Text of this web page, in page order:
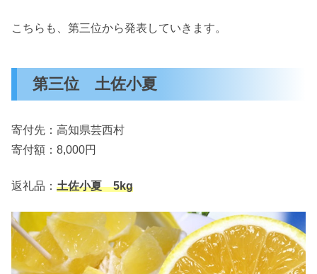
こちらも、第三位から発表していきます。
第三位 土佐小夏
寄付先：高知県芸西村
寄付額：8,000円
返礼品： 土佐小夏 5kg